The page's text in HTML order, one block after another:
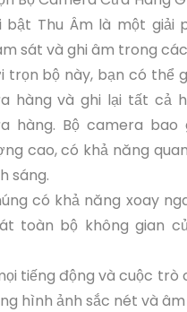
bật Thu Âm là một giải
sát và ghi âm trong
trọn bộ này, bạn có thể
hàng và ghi lại tất cả
hàng. Bộ camera
cao, có khả năng
sáng.
có khả năng xoay
toàn bộ không gian
tiếng động và cuộc
hình ảnh sắc nét và